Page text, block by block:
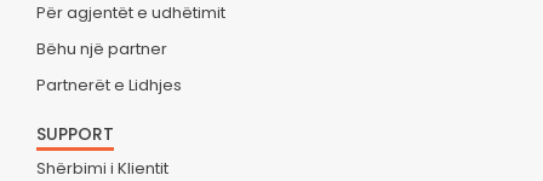
Për agjentët e udhëtimit
Bëhu një partner
Partnerët e Lidhjes
SUPPORT
Shërbimi i Klientit